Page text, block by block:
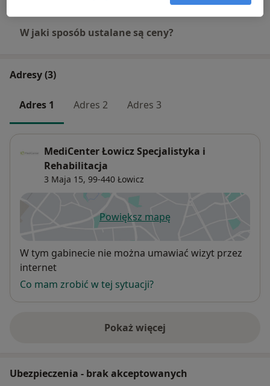
W jaki sposób ustalane są ceny?
Adresy (3)
Adres 1 Adres 2 Adres 3
MediCenter Łowicz Specjalistyka i
Rehabilitacja
3 Maja 15, 99-440 Łowicz
Powiększ mapęotwiera się w nowej karcie
Dostępność
W tym gabinecie nie można umawiać wizyt przez
internet
Co mam zrobić w tej sytuacji?
Pokaż więcej
o adresie
Ubezpieczenia - brak akceptowanych